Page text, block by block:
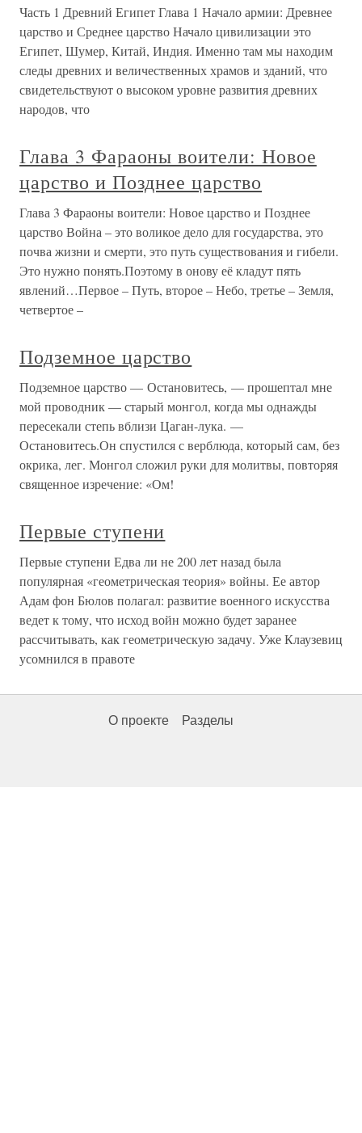
Часть 1 Древний Египет Глава 1 Начало армии: Древнее
царство и Среднее царство Начало цивилизации это
Египет, Шумер, Китай, Индия. Именно там мы находим
следы древних и величественных храмов и зданий, что
свидетельствуют о высоком уровне развития древних
народов, что
Глава 3 Фараоны воители: Новое
царство и Позднее царство
Глава 3 Фараоны воители: Новое царство и Позднее
царство Война – это воликое дело для государства, это
почва жизни и смерти, это путь существования и гибели.
Это нужно понять.Поэтому в онову её кладут пять
явлений…Первое – Путь, второе – Небо, третье – Земля,
четвертое –
Подземное царство
Подземное царство — Остановитесь, — прошептал мне
мой проводник — старый монгол, когда мы однажды
пересекали степь вблизи Цаган-лука. —
Остановитесь.Он спустился с верблюда, который сам, без
окрика, лег. Монгол сложил руки для молитвы, повторяя
священное изречение: «Ом!
Первые ступени
Первые ступени Едва ли не 200 лет назад была
популярная «геометрическая теория» войны. Ее автор
Адам фон Бюлов полагал: развитие военного искусства
ведет к тому, что исход войн можно будет заранее
рассчитывать, как геометрическую задачу. Уже Клаузевиц
усомнился в правоте
О проекте Разделы